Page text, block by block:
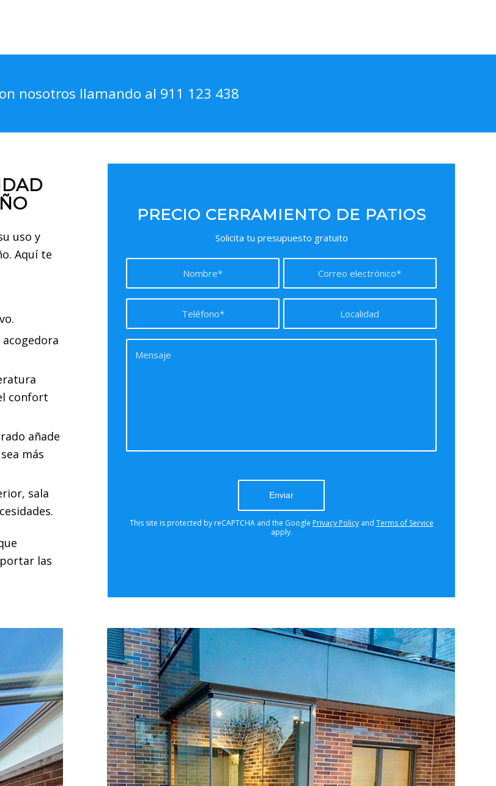
nosotros llamando al 911 123 438
uso y
Aquí te
confort
añade
más
sala
las
Solicita tu presupuesto gratuito
Sorry, a problem occurred trying to
are currently not able to submit the contact
form. Please try again later - reload the page and
also check your internet connection.